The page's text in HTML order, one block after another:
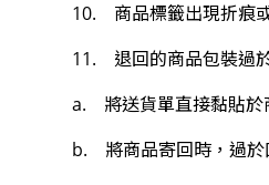
10. 商品標籤出現折痕
11. 退回的商品包裝過
a. 將送貨單直接黏貼於
b. 將商品寄回時，過於